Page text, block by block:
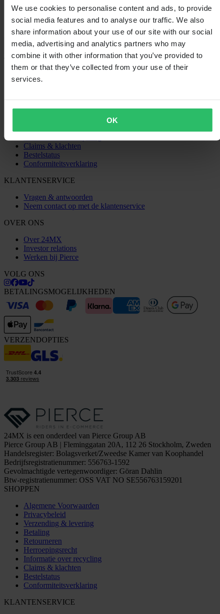
We use cookies to personalise content and ads, to provide
social media features and to analyse our traffic. We also
share information about your use of our site with our social
media, advertising and analytics partners who may
combine it with other information that you’ve provided to
them or that they’ve collected from your use of their
services.
OK
Laden...
SHOPPEN
Algemene Voorwaarden
Betaling
Claims & klachten
Bestelstatus
Conformiteitsverklaring
KLANTENSERVICE
Vragen & antwoorden
Neem contact op met de klantenservice
OVER ONS
Over 24MX
Investor relations
Werken bij Pierce
VOLG ONS
BETALINGSMOGELIJKHEDEN
VERZENDOPTIES
24MX is een onderdeel van Pierce Group AB
Pierce Group AB | Fleminggatan 20A, 112 26 Stockholm, Zweden
Handelsregister: Bolagsverket/Zweedse Kamer van Koophandel
Bedrijfsregistratienummer: 556763-1592
Gevolmachtigde vertegenwoordiger: Göran Dahlin
Btw-registratienummer: OSS VAT NO SE556763159201
SHOPPEN
Algemene Voorwaarden
Privacybeleid
Verzending & levering
Betaling
Retourneren
Herroepingsrecht
Informatie over recycling
Claims & klachten
Bestelstatus
Conformiteitsverklaring
KLANTENSERVICE